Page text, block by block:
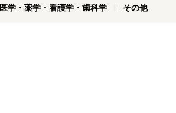
医学・薬学・看護学・歯科学 その他